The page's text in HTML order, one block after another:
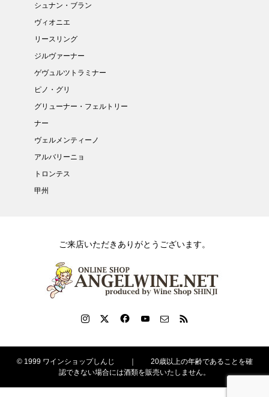
シュナン・ブラン
ヴィオニエ
リースリング
ジルヴァーナー
ゲヴュルツトラミナー
ピノ・グリ
グリューナー・フェルトリー
ナー
ヴェルメンティーノ
アルバリーニョ
トロンテス
甲州
ご来店いただきありがとうございます。
© 1999 ワインショップしんじ ｜ 20歳以上の年齢であることを確
認できない場合には酒類を販売いたしません。